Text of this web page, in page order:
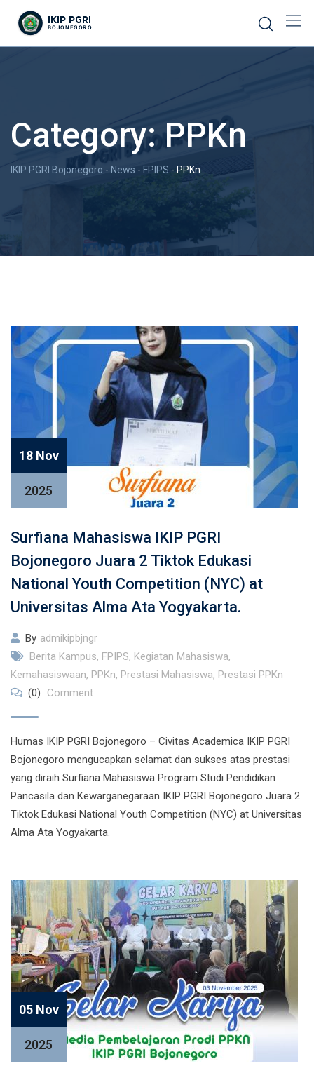
Category:PPKn
IKIP PGRI Bojonegoro - News - FPIPS - PPKn
18 Nov
2025
Surfiana Mahasiswa IKIP PGRI
Bojonegoro Juara 2 Tiktok Edukasi
National Youth Competition (NYC) at
Universitas Alma Ata Yogyakarta.
By admikipbjngr
Berita Kampus, FPIPS, Kegiatan Mahasiswa,
Kemahasiswaan, PPKn, Prestasi Mahasiswa, Prestasi PPKn
(0)
Comment
Humas IKIP PGRI Bojonegoro – Civitas Academica IKIP PGRI
Bojonegoro mengucapkan selamat dan sukses atas prestasi
yang diraih Surfiana Mahasiswa Program Studi Pendidikan
Pancasila dan Kewarganegaraan IKIP PGRI Bojonegoro Juara 2
Tiktok Edukasi National Youth Competition (NYC) at Universitas
Alma Ata Yogyakarta.
05 Nov
2025